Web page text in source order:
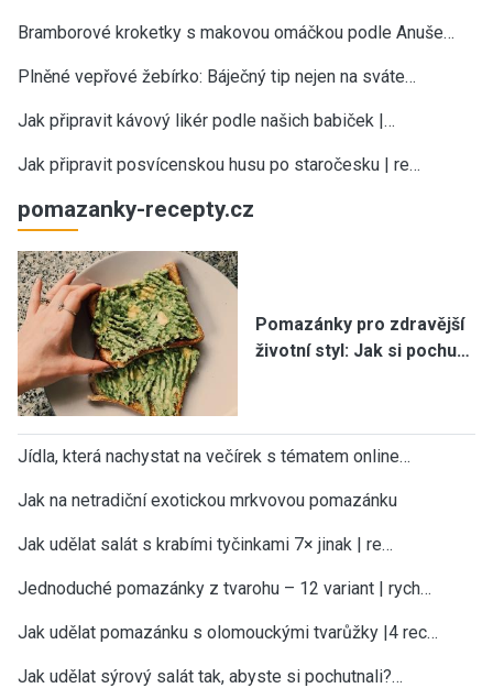
Bramborové kroketky s makovou omáčkou podle Anuše…
Plněné vepřové žebírko: Báječný tip nejen na sváte…
Jak připravit kávový likér podle našich babiček |…
Jak připravit posvícenskou husu po staročesku | re…
pomazanky-recepty.cz
Pomazánky pro zdravější
životní styl: Jak si pochu…
Jídla, která nachystat na večírek s tématem online…
Jak na netradiční exotickou mrkvovou pomazánku
Jak udělat salát s krabími tyčinkami 7× jinak | re…
Jednoduché pomazánky z tvarohu – 12 variant | rych…
Jak udělat pomazánku s olomouckými tvarůžky |4 rec…
Jak udělat sýrový salát tak, abyste si pochutnali?…